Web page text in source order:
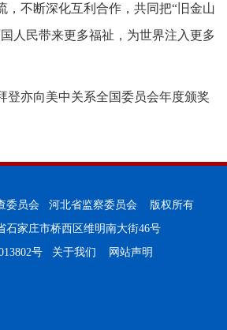
，不断深化互利合作，共同把“旧金山
人民带来更多福祉，为世界注入更多
登亦向美中关系全国委员会年度颁奖
委员会 河北省监察委员会 版权所有
石家庄市桥西区维明南大街46号
号
关于我们 网站声明